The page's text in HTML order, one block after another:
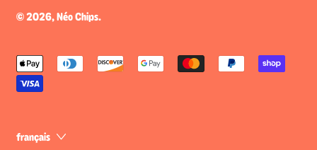
© 2026,Néo Chips.
Paiements
acceptés
Langue
français
français
English